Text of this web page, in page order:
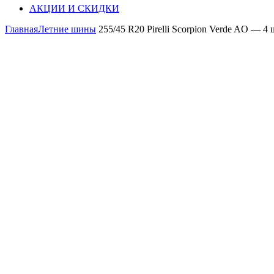
АКЦИИ И СКИДКИ
ГлавнаяЛетние шины 255/45 R20 Pirelli Scorpion Verde AO — 4